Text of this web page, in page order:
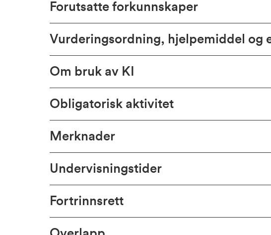
Forutsatte forkunnskaper
Vurderingsordning, hjelpemiddel og
Om bruk av KI
Obligatorisk aktivitet
Merknader
Undervisningstider
Fortrinnsrett